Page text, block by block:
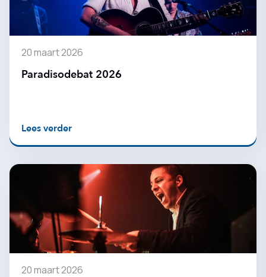
20 maart 2026
Paradisodebat 2026
Lees verder
20 maart 2026